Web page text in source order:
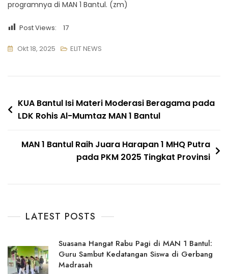
programnya di MAN 1 Bantul. (zm)
Post Views: 17
Okt 18, 2025 ELIT NEWS
Navigasi
pos
KUA Bantul Isi Materi Moderasi Beragama pada
LDK Rohis Al-Mumtaz MAN 1 Bantul
MAN 1 Bantul Raih Juara Harapan 1 MHQ Putra
pada PKM 2025 Tingkat Provinsi
LATEST POSTS
Suasana Hangat Rabu Pagi di MAN 1 Bantul:
Guru Sambut Kedatangan Siswa di Gerbang
Madrasah